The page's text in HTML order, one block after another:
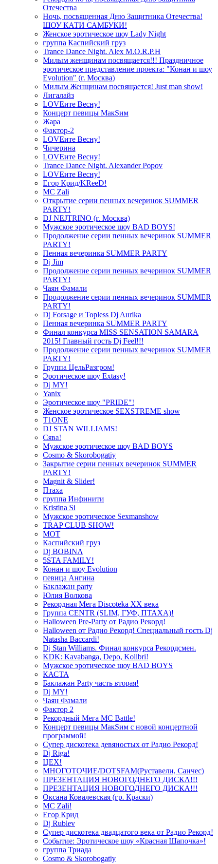
Отечества
Ночь, посвященная Дню Защитника Отечества!
ШОУ КАТИ САМБУКИ!
Женское эротическое шоу Lady Night
группа Каспийский груз
Trance Dance Night. Alex M.O.R.P.H
Милым женщинам посвящается!!! Праздничное
эротическое представление проекта: "Конан и шоу
Evolution" (г. Москва)
Милым Женщинам посвящается! Just man show!
Лигалайз
LOVEите Весну!
Концерт певицы МакSим
Жара
Фактор-2
LOVEите Весну!
Чичерина
LOVEите Весну!
Trance Dance Night. Alexander Popov
LOVEите Весну!
Егор Крид/KReeD!
MC Zali
Открытие серии пенных вечеринок SUMMER
PARTY!
DJ NEJTRINO (г. Москва)
Мужское эротическое шоу BAD BOYS!
Продолжение серии пенных вечеринок SUMMER
PARTY!
Пенная вечеринка SUMMER PARTY
Dj Jim
Продолжение серии пенных вечеринок SUMMER
PARTY!
Чаян Фамали
Продолжение серии пенных вечеринок SUMMER
PARTY!
Dj Forsage и Topless Dj Aurika
Пенная вечеринка SUMMER PARTY
Финал конкурса MISS SENSATION SAMARA
2015! Главный гость Dj Feel!!!
Продолжение серии пенных вечеринок SUMMER
PARTY!
Группа ЦельРазгром!
Эротическое шоу Extasy!
Dj MY!
Yanix
Эротическое шоу "PRIDE"!
Женское эротическое SEXSTREME show
T1ONE
DJ STAN WILLIAMS!
Сява!
Мужское эротическое шоу BAD BOYS
Cosmo & Skorobogatiy
Закрытие серии пенных вечеринок SUMMER
PARTY!
Magnit & Slider!
Птаха
группа Инфинити
Kristina Si
Мужское эротическое Sexmanshow
TRAP CLUB SHOW!
МОТ
Каспийский груз
Dj BOBINA
5STA FAMILY!
Конан и шоу Evolution
певица Ангина
Баклажан party
Юлия Волкова
Рекордная Мега Discoteka XX века
Группа CENTR (SLIM, ГУФ, ПТАХА)!
Halloween Pre-Party от Радио Рекорд!
Halloween от Радио Рекорд! Специальный гость Dj
Natasha Baccardi!
Dj Stan Williams. Финал конкурса Рекордсмен.
KDK: Kavabanga, Depo, Kolibri!
Мужское эротическое шоу BAD BOYS
КАСТА
Баклажан Party часть вторая!
Dj MY!
Чаян Фамали
Фактор 2
Рекордный Мега МС Battle!
Концерт певицы МакSим с новой концертной
программой!
Супер дискотека девяностых от Радио Рекорд!
Dj Riga!
ЦЕХ!
МНОГОТОЧИЕ/DOTSFAM(Руставели, Санчес)
ПРЕЗЕНТАЦИЯ НОВОГОДНЕГО ДИСКА!!!
ПРЕЗЕНТАЦИЯ НОВОГОДНЕГО ДИСКА!!!
Оксана Ковалевская (гр. Краски)
MC Zali!
Егор Крид
Dj Rublev
Супер дискотека двадцатого века от Радио Рекорд!
Событие: Эротическое шоу «Красная Шапочка»!
группа Триада
Cosmo & Skorobogatiy